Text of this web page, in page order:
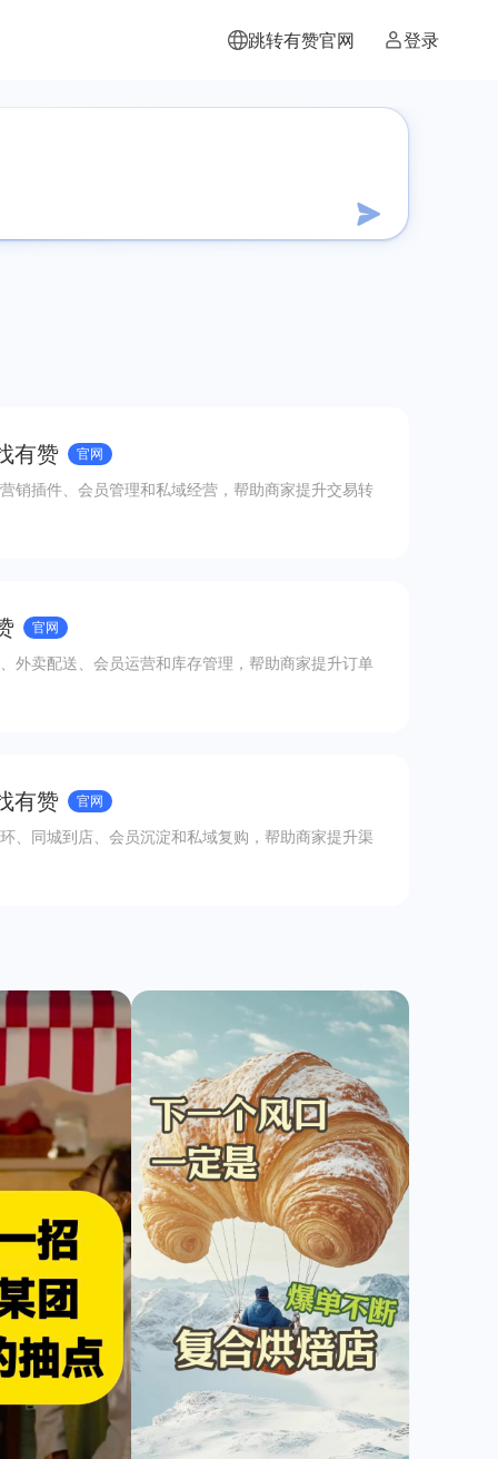
跳转有赞官网 登录
有赞 官网
销插件、会员管理和私域经营，帮助商家提升交易转
官网
外卖配送、会员运营和库存管理，帮助商家提升订单
有赞 官网
、同城到店、会员沉淀和私域复购，帮助商家提升渠